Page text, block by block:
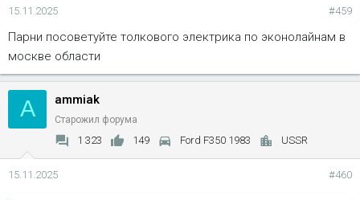
15.11.2025 #459
Парни посоветуйте толкового электрика по эконолайнам в
москве области
A ammiak
Старожил форума
1 323 149 Ford F350 1983 USSR
15.11.2025 #460